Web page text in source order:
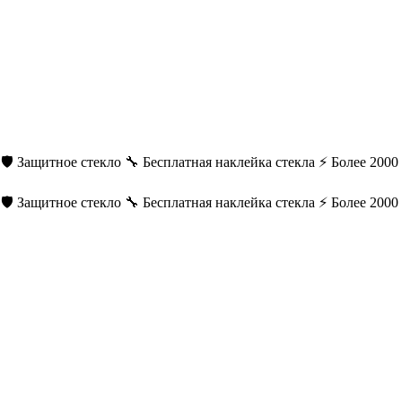
🛡️ Защитное стекло 🔧 Бесплатная наклейка стекла ⚡ Более 2000
🛡️ Защитное стекло 🔧 Бесплатная наклейка стекла ⚡ Более 2000